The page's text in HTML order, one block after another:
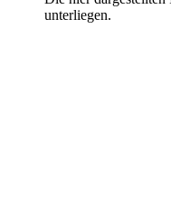
unterliegen.